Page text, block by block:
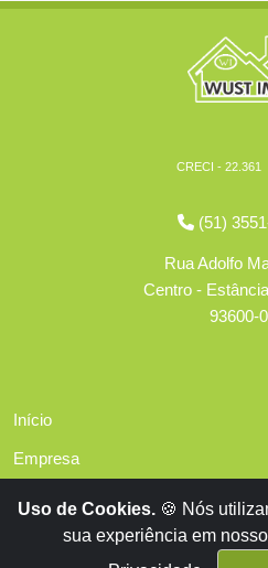
CRECI - 22.361
(51)
Rua Adolfo
Centro -
93600-
Início
Empresa
Financiamentos
Uso de Cookies. 🍪 Nós
sua experiência em